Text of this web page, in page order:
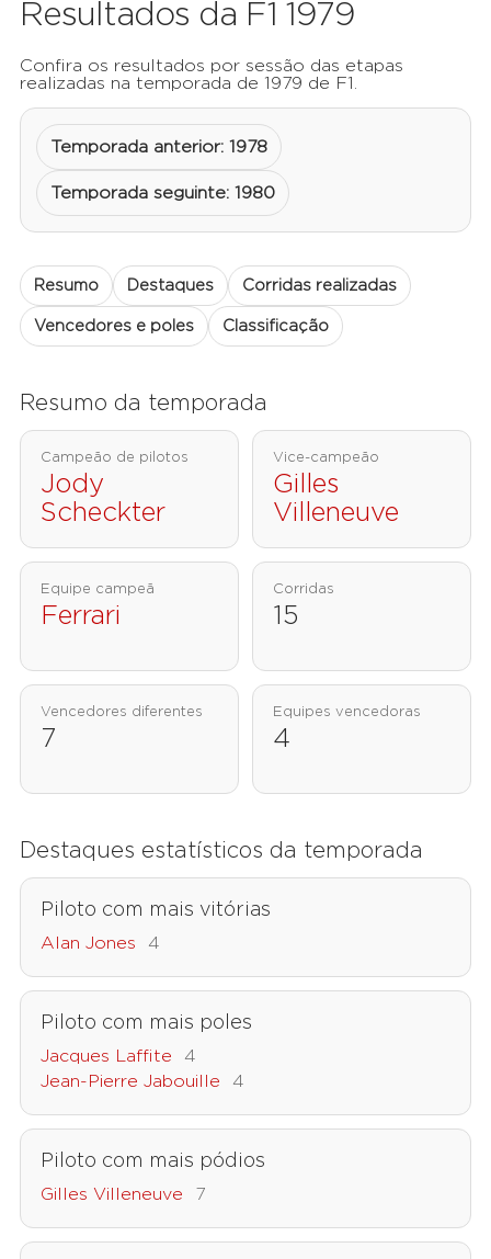
Resultados da F1 1979
Confira os resultados por sessão das etapas
realizadas na temporada de 1979 de F1.
Temporada anterior: 1978
Temporada seguinte: 1980
Resumo Destaques Corridas realizadas
Vencedores e poles Classificação
Resumo da temporada
Campeão de pilotos
Jody
Scheckter
Vice-campeão
Gilles
Villeneuve
Equipe campeã
Ferrari
Corridas
15
Vencedores diferentes
7
Equipes vencedoras
4
Destaques estatísticos da temporada
Piloto com mais vitórias
Alan Jones 4
Piloto com mais poles
Jacques Laffite
4
Jean-Pierre Jabouille
4
Piloto com mais pódios
Gilles Villeneuve 7